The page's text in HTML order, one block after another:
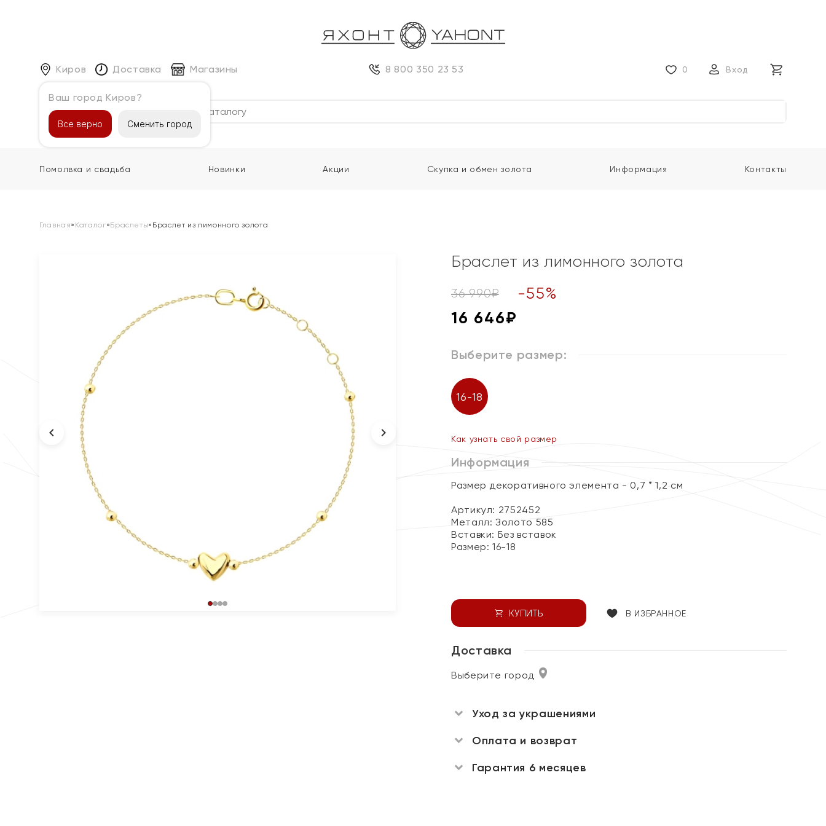
Киров
Ваш город Киров?
Все верно Сменить город
Доставка Магазины 8 800 350 23 53 0 Вход
Каталог
Помолвка и свадьба Новинки Акции Скупка и обмен золота Информация Контакты
Главная» Каталог»Браслеты» Браслет из лимонного золота
Браслет из лимонного золота
36 990₽ -55%
16 646₽
Выберите размер:
16-18
Как узнать свой размер
Информация
Размер декоративного элемента - 0,7 * 1,2 см
Артикул: 2752452
Металл:Золото 585
Вставки: Без вставок
Размер:16-18
КУПИТЬ В ИЗБРАННОЕ
Доставка
Выберите город
Уход за украшениями
Оплата и возврат
Гарантия 6 месяцев